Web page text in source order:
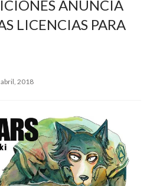
ANUNCIA
LICENCIAS PARA
2018